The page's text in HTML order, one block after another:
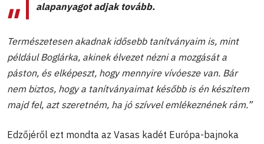
alapanyagot adjak tovább.
Természetesen akadnak idősebb tanítványaim is, mint
például Boglárka, akinek élvezet nézni a mozgását a
páston, és elképeszt, hogy mennyire vívóesze van. Bár
nem biztos, hogy a tanítványaimat később is én készítem
majd fel, azt szeretném, ha jó szívvel emlékeznének rám.”
Edzőjéről ezt mondta az Vasas kadét Európa-bajnoka